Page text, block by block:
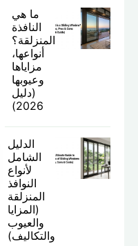
ما هي
النافذة
المنزلقة؟
أنواعها،
مزاياها
وعيوبها
(دليل
2026)
الدليل
الشامل
لأنواع
النوافذ
المنزلقة
(المزايا
والعيوب
والتكاليف)